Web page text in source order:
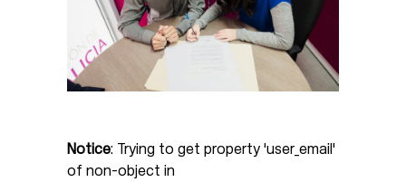
Notice: Trying to get property 'user_email'
of non-object in